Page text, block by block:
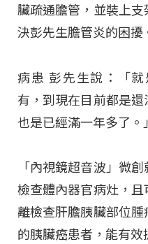
臟疏通膽管，並裝上
決彭先生膽管炎的困擾
病患 彭先生說：「
有，到現在目前都是還
也是已經滿一年多了。」
「內視鏡超音波」微
檢查體內器官病灶，
離檢查肝膽胰臟部位
的胰臟癌患者，能有效